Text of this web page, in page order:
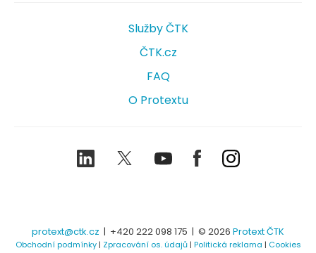
Služby ČTK
ČTK.cz
FAQ
O Protextu
LinkedIn TwitterYoutubeFacebookInstagram
protext@ctk.cz | +420 222 098 175 | © 2026 Protext ČTK
Obchodní podmínky| Zpracování os. údajů| Politická reklama | Cookies